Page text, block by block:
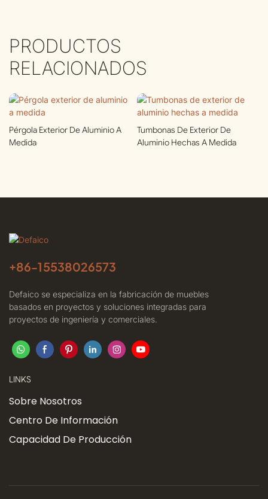
PRODUCTOS
RELACIONADOS
Pérgola Exterior De Aluminio A
Medida
Tumbonas De Exterior De
Aluminio Hechas A Medida
+86-15538026573
Defaico se especializa en la fabricación de muebles
basados ​​en proyectos y soluciones integradas para
proyectos de ingeniería y comerciales.
LINKS
Sobre Nosotros
Centro De Información
Capacidad De Producción